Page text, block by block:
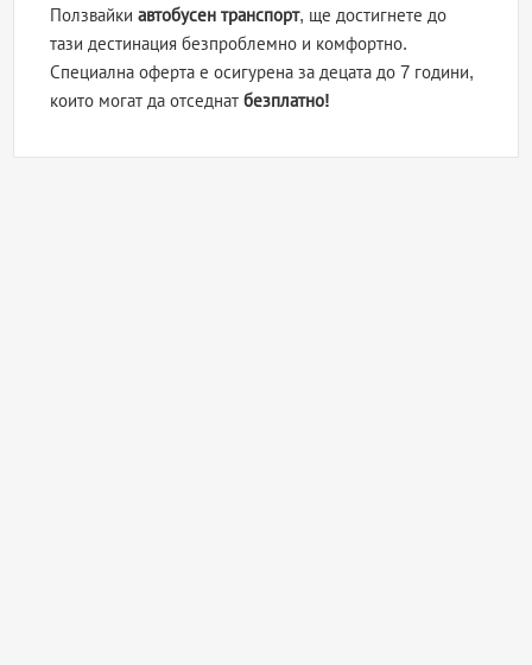
Ползвайкиавтобусен транспорт, ще достигнете до
тази дестинация безпроблемно и комфортно.
Специална оферта е осигурена за децата до 7 години,
които могат да отседнатбезплатно!